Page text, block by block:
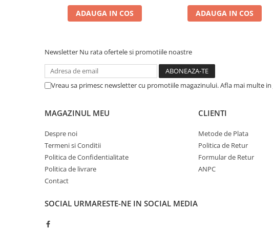
Meniuri Păsări
Suplimente Nutritive
Delicii Păsări
Hrană Rozătoare
Meniuri Rozătoare
Delicii Rozătoare
ADAUGA IN COS ADAUGA IN COS
Newsletter Nu rata ofertele si promotiile noastre
Vreau sa primesc newsletter cu promotiile magazinului. Afla mai multe in
MAGAZINUL MEU
Despre noi
Termeni si Conditii
Politica de Confidentialitate
Politica de livrare
Contact
CLIENTI
Metode de Plata
Politica de Retur
Formular de Retur
ANPC
SOCIAL URMARESTE-NE IN SOCIAL MEDIA